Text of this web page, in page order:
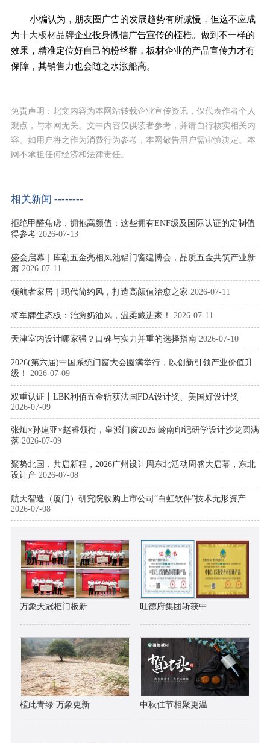
小编认为，朋友圈广告的发展趋势有所减慢，但这不应成
为十大板材品牌企业投身微信广告宣传的桎梏。做到不一样的
效果，精准定位好自己的粉丝群，板材企业的产品宣传力才有
保障，其销售力也会随之水涨船高。
免责声明：此文内容为本网站转载企业宣传资讯，仅代表作者个人
观点，与本网无关。文中内容仅供读者参考，并请自行核实相关内
容。如用户将之作为消费行为参考，本网敬告用户需审慎决定。本
网不承担任何经济和法律责任。
相关新闻 --------
拒绝甲醛焦虑，拥抱高颜值：这些拥有ENF级及国际认证的定制值
得参考 2026-07-13
盛会启幕｜库勒五金亮相凤池铝门窗建博会，品质五金共筑产业新
篇 2026-07-11
领航者家居｜现代简约风，打造高颜值治愈之家 2026-07-11
将军牌生态板：治愈奶油风，温柔藏进家！ 2026-07-11
天津室内设计哪家强？口碑与实力并重的选择指南 2026-07-10
2026(第六届)中国系统门窗大会圆满举行，以创新引领产业价值升
级！
2026-07-09
双重认证丨LBK利佰五金斩获法国FDA设计奖、美国好设计奖
2026-07-09
张灿×孙建亚×赵睿领衔，皇派门窗2026 岭南印记研学设计沙龙圆满
落 2026-07-09
聚势北国，共启新程，2026广州设计周东北活动周盛大启幕，东北
设计产 2026-07-08
航天智造（厦门）研究院收购上市公司“白虹软件”技术无形资产
2026-07-08
万象天冠柜门板新 旺德府集团斩获中
植此青绿 万象更新 中秋佳节相聚更温